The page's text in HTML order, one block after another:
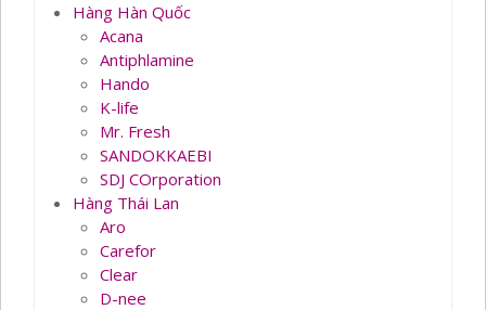
Hàng Hàn Quốc
Acana
Antiphlamine
Hando
K-life
Mr. Fresh
SANDOKKAEBI
SDJ COrporation
Hàng Thái Lan
Aro
Carefor
Clear
D-nee